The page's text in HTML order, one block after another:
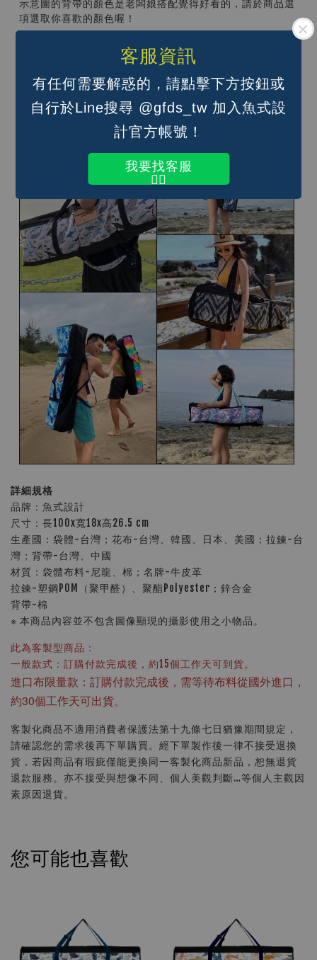
客服資訊
有任何需要解惑的，請點擊下方按鈕或
自行於Line搜尋 @gfds_tw 加入魚式設
計官方帳號！
我要找客服
👆🏽
示意圖的背帶的顏色是老闆娘搭配覺得好看的，請於商品選
項選取你喜歡的顏色喔！
條喔）；
手提（單肩背帶調到最短即可）
詳細規格
品牌：魚式設計
尺寸：長100x寬18x高26.5 cm
生產國：袋體-台灣；花布-台灣、韓國、日本、美國；拉鍊-台
灣；背帶-台灣、中國
材質：袋體布料-尼龍、棉；名牌-牛皮革
拉鍊-塑鋼POM（聚甲醛）、聚酯Polyester；鋅合金
背帶-棉
※ 本商品內容並不包含圖像顯現的攝影使用之小物品。
此為客製型商品：
一般款式：訂購付款完成後，約15個工作天可到貨。
進口布限量款：訂購付款完成後，需等待布料從國外進口，
約30個工作天可出貨。
客製化商品不適用消費者保護法第十九條七日猶豫期間規定，
請確認您的需求後再下單購買。經下單製作後一律不接受退換
貨，若因商品有瑕疵僅能更換同一客製化商品新品，恕無退貨
退款服務。亦不接受與想像不同、個人美觀判斷…等個人主觀因
素原因退貨。
您可能也喜歡